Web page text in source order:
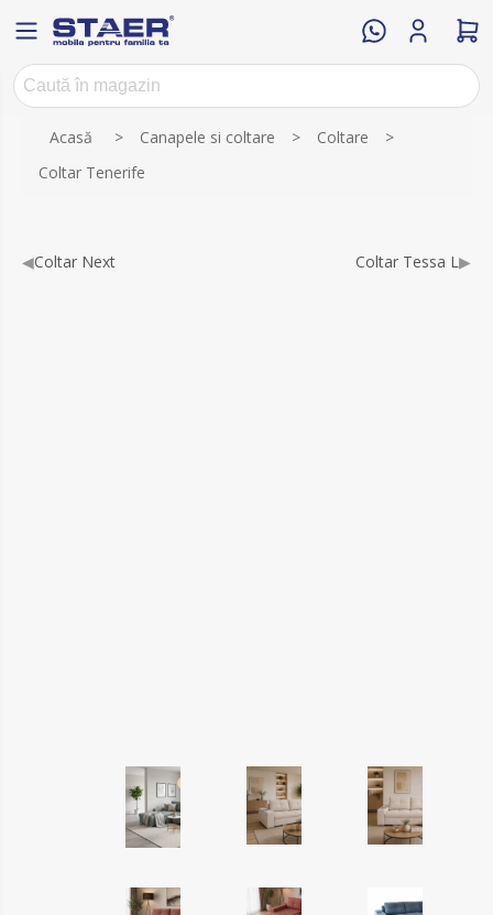
Acasă > Canapele si coltare > Coltare
>
Coltar Tenerife
◀Coltar Next Coltar Tessa L▶
Numele atributului Valoarea atributului